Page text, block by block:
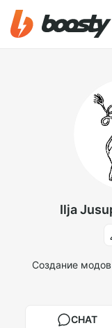
Ilja
Создание
CHAT